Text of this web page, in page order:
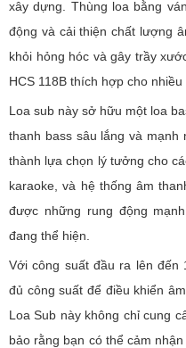
xây dựng. Thùng loa bằng
động và cải thiện chất lượng
khỏi hỏng hóc và gây trầy
HCS 118B thích hợp cho
Loa sub này sở hữu một loa
thanh bass sâu lắng và
thành lựa chọn lý tưởng cho
karaoke, và hệ thống âm
được những rung động
đang thể hiện.
Với công suất đầu ra lên đến
đủ công suất để điều khiển
Loa Sub này không chỉ cung
bảo rằng bạn có thể cảm